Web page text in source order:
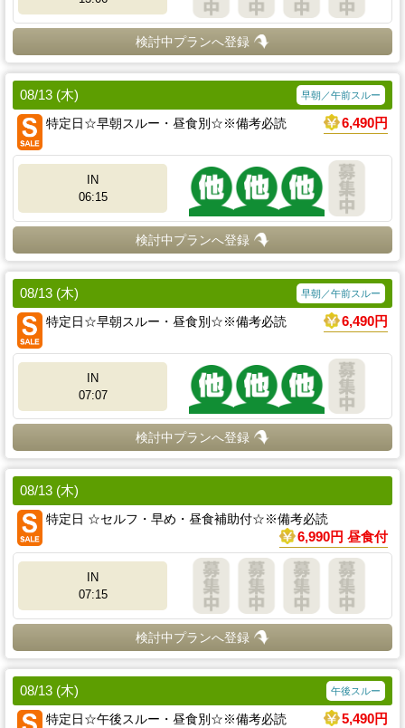
検討中プランへ登録
08/13 (木) 早朝／午前スルー
特定日☆早朝スルー・昼食別☆※備考必読 6,490円
IN
06:15
検討中プランへ登録
08/13 (木) 早朝／午前スルー
特定日☆早朝スルー・昼食別☆※備考必読 6,490円
IN
07:07
検討中プランへ登録
08/13 (木)
特定日 ☆セルフ・早め・昼食補助付☆※備考必読
6,990円 昼食付
IN
07:15
検討中プランへ登録
08/13 (木) 午後スルー
特定日☆午後スルー・昼食別☆※備考必読 5,490円